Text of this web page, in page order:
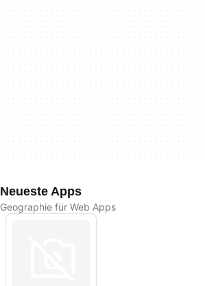
Neueste Apps
Geographie für Web Apps